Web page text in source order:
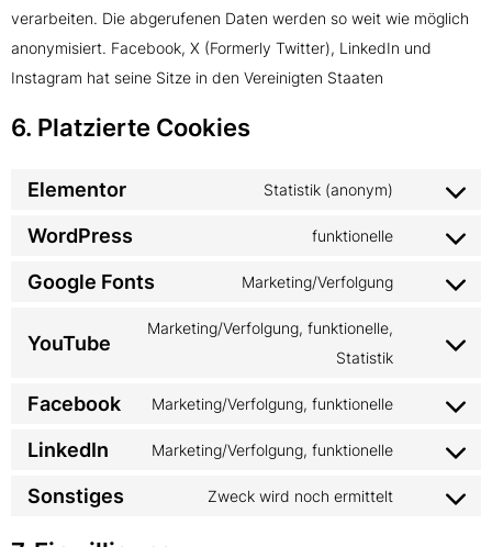
verarbeiten. Die abgerufenen Daten werden so weit wie möglich
anonymisiert. Facebook, X (Formerly Twitter), LinkedIn und
Instagram hat seine Sitze in den Vereinigten Staaten
6. Platzierte Cookies
Elementor Statistik (anonym)
WordPress funktionelle
Google Fonts Marketing/Verfolgung
YouTube
Marketing/Verfolgung, funktionelle,
Statistik
Facebook Marketing/Verfolgung, funktionelle
LinkedIn Marketing/Verfolgung, funktionelle
Sonstiges Zweck wird noch ermittelt